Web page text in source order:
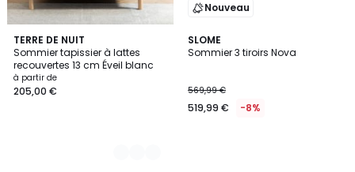
TERRE DE NUIT
Sommier tapissier à lattes
recouvertes 13 cm Éveil blanc
à partir de
205,00 €
2
Couleurs
Nouveau
SLOME
Sommier 3 tiroirs Nova
569,99 €
519,99 € -8%